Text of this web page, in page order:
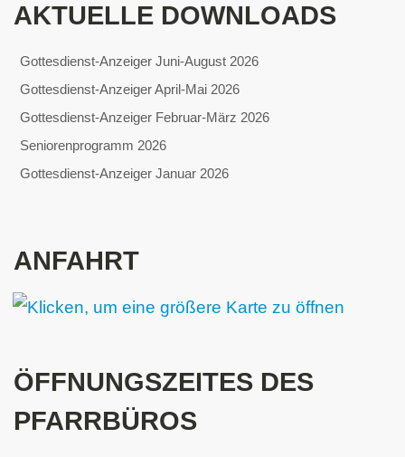
AKTUELLE DOWNLOADS
Gottesdienst-Anzeiger Juni-August 2026
Gottesdienst-Anzeiger April-Mai 2026
Gottesdienst-Anzeiger Februar-März 2026
Seniorenprogramm 2026
Gottesdienst-Anzeiger Januar 2026
ANFAHRT
ÖFFNUNGSZEITES DES
PFARRBÜROS